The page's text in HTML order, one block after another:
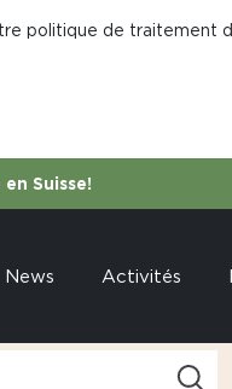
politique de traitement
Suisse!
News Activités